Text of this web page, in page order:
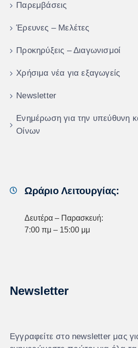
Παρεμβάσεις
Έρευνες – Μελέτες
Προκηρύξεις – Διαγωνισμοί
Χρήσιμα νέα για εξαγωγείς
Newsletter
Ενημέρωση για την υπεύθυνη
Οίνων
Ωράριο Λειτουργίας:
Δευτέρα – Παρασκευή:
7:00 πμ – 15:00 μμ
Newsletter
Εγγραφείτε στο newsletter μας